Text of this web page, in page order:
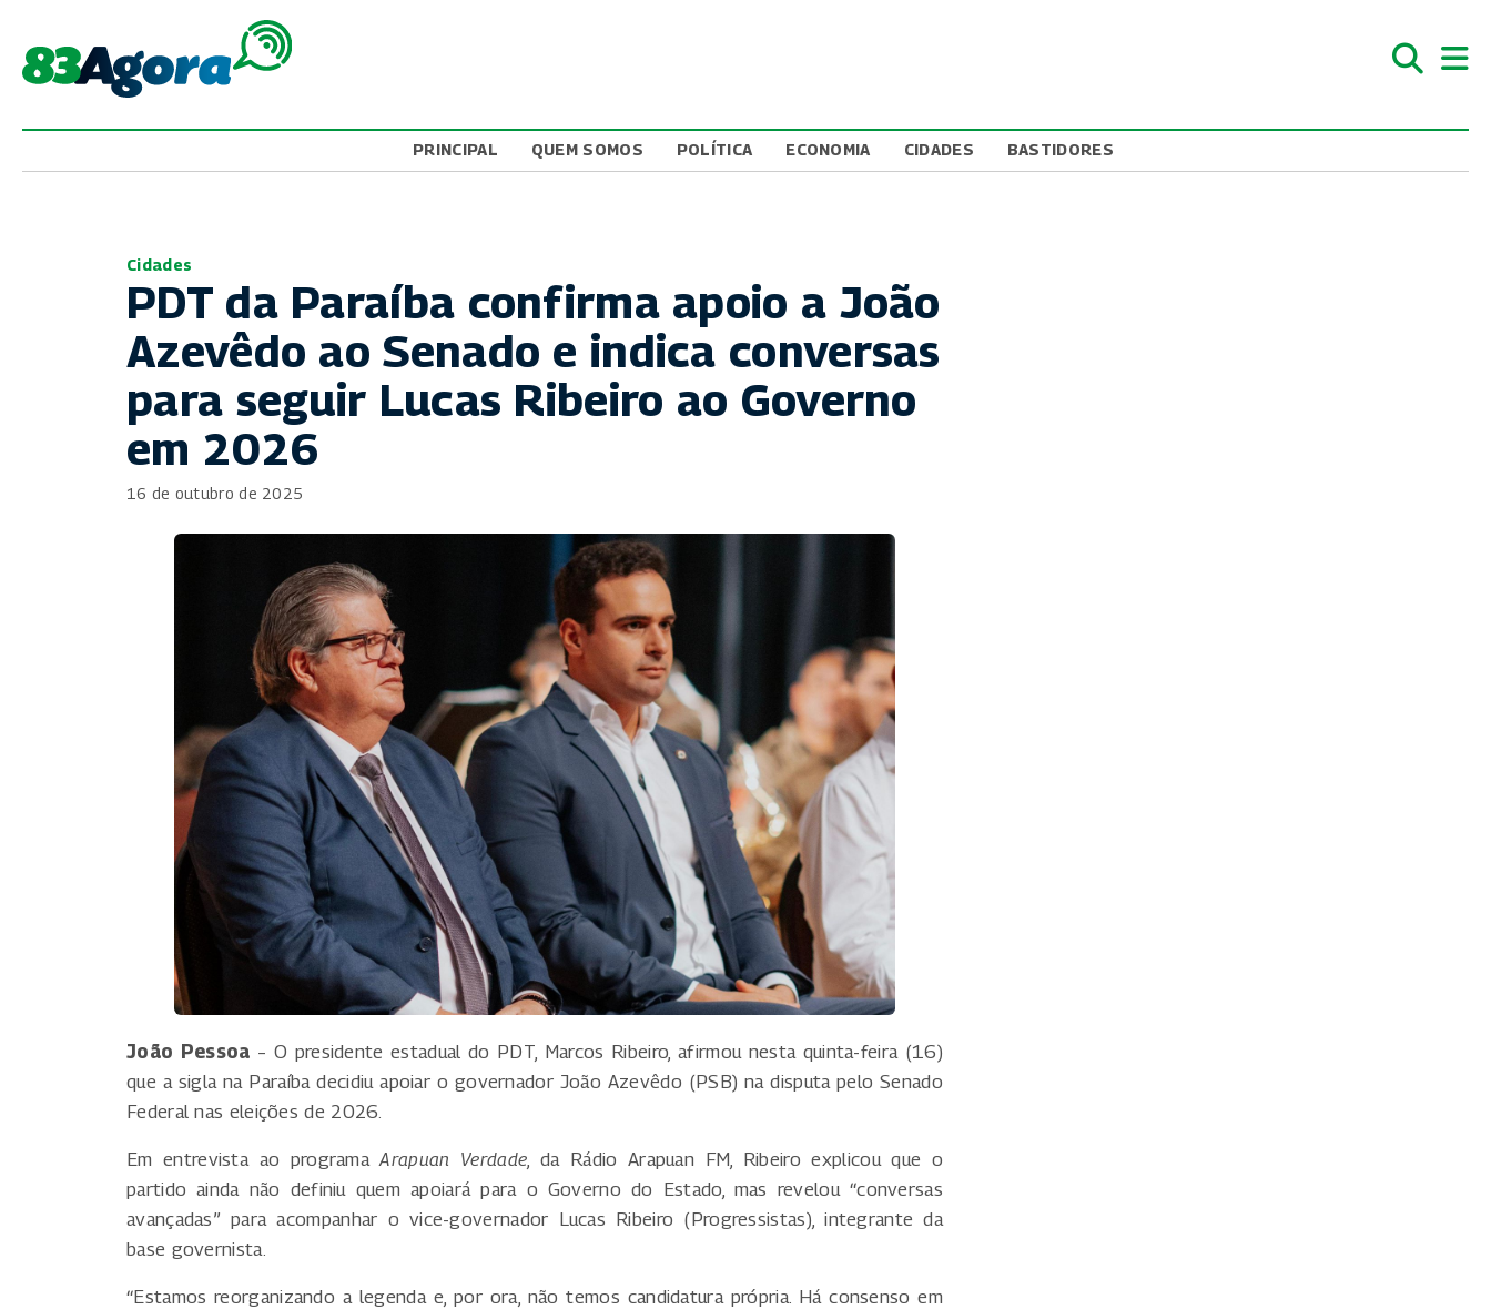
PRINCIPAL QUEM SOMOS POLÍTICA ECONOMIA CIDADES BASTIDORES
Cidades
PDT da Paraíba confirma apoio a João
Azevêdo ao Senado e indica conversas
para seguir Lucas Ribeiro ao Governo
em 2026
16 de outubro de 2025
João Pessoa – O presidente estadual do PDT, Marcos Ribeiro, afirmou nesta quinta-feira (16)
que a sigla na Paraíba decidiu apoiar o governador João Azevêdo (PSB) na disputa pelo Senado
Federal nas eleições de 2026.
Em entrevista ao programaArapuan Verdade , da Rádio Arapuan FM, Ribeiro explicou que o
partido ainda não definiu quem apoiará para o Governo do Estado, mas revelou “conversas
avançadas” para acompanhar o vice-governador Lucas Ribeiro (Progressistas), integrante da
base governista.
“Estamos reorganizando a legenda e, por ora, não temos candidatura própria. Há consenso em